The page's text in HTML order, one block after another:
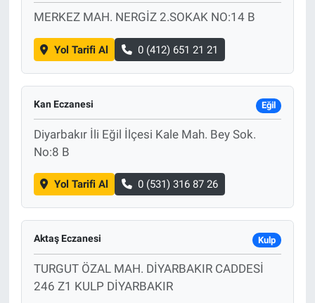
MERKEZ MAH. NERGİZ 2.SOKAK NO:14 B
Yol Tarifi Al 0 (412) 651 21 21
Kan Eczanesi Eğil
Diyarbakır İli Eğil İlçesi Kale Mah. Bey Sok.
No:8 B
Yol Tarifi Al 0 (531) 316 87 26
Aktaş Eczanesi Kulp
TURGUT ÖZAL MAH. DİYARBAKIR CADDESİ
246 Z1 KULP DİYARBAKIR